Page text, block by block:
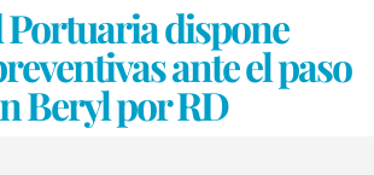
dispone
ante el paso
Beryl por RD